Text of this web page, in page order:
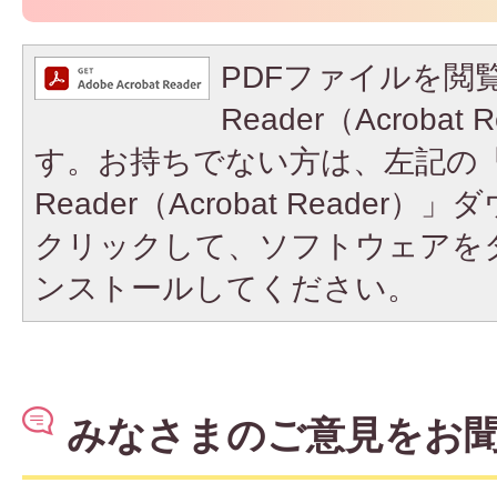
PDFファイルを閲
Reader（Acrobat
す。お持ちでない方は、左記の
Reader（Acrobat Reader）」
クリックして、ソフトウェア
ンストールしてください。
みなさまのご意見をお